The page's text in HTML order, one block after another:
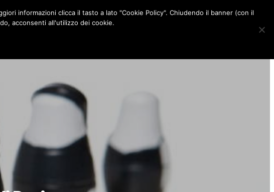
SIAMO CONTATTI
o
g
r
d
informazioni clicca il tasto a lato "Cookie Policy". Chiudendo il banner (con il
acconsenti all'utilizzo dei cookie.